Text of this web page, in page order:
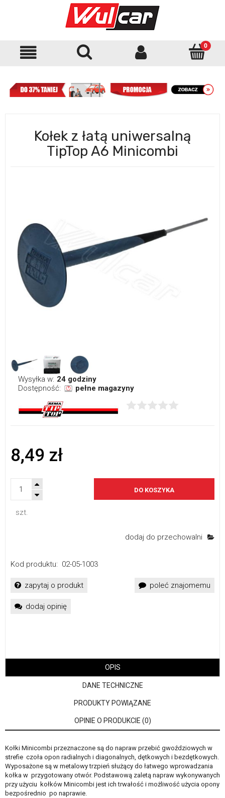
Kołek z łatą uniwersalną
TipTop A6 Minicombi
Wysyłka w: 24 godziny
Dostępność:
pełne magazyny
8,49 zł
szt.
DO KOSZYKA
dodaj do przechowalni
Kod produktu: 02-05-1003
zapytaj o produkt poleć znajomemu
dodaj opinię
OPIS
DANE TECHNICZNE
PRODUKTY POWIĄZANE
OPINIE O PRODUKCIE (0)
Kołki Minicombi przeznaczone są do napraw przebić gwoździowych w
strefie czoła opon radialnych i diagonalnych, dętkowych i bezdętkowych.
Wyposażone są w metalowy trzpień służący do łatwego wprowadzania
kołka w przygotowany otwór. Podstawową zaletą napraw wykonywanych
przy użyciu kołków Minicombi jest ich trwałość i możliwość użycia opony
bezpośrednio po naprawie.